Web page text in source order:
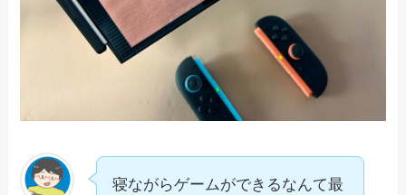
寝ながらゲームができるなんて最